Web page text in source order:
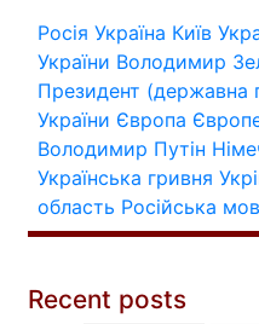
Росія Україна Київ
України Володимир
Президент (державна
України Європа
Володимир Путін
Українська гривня
область Російська
Recent posts